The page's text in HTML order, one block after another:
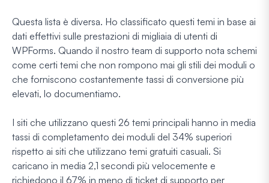
Questa lista è diversa. Ho classificato questi temi in base ai
dati effettivi sulle prestazioni di migliaia di utenti di
WPForms. Quando il nostro team di supporto nota schemi
come certi temi che non rompono mai gli stili dei moduli o
che forniscono costantemente tassi di conversione più
elevati, lo documentiamo.
I siti che utilizzano questi 26 temi principali hanno in media
tassi di completamento dei moduli del 34% superiori
rispetto ai siti che utilizzano temi gratuiti casuali. Si
caricano in media 2,1 secondi più velocemente e
richiedono il 67% in meno di ticket di supporto per